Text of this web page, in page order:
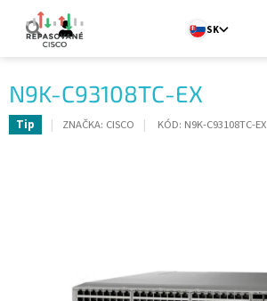
obsah
SK
N9K-C93108TC-EX
Tip ZNAČKA: CISCO KÓD: N9K-C93108TC-EX